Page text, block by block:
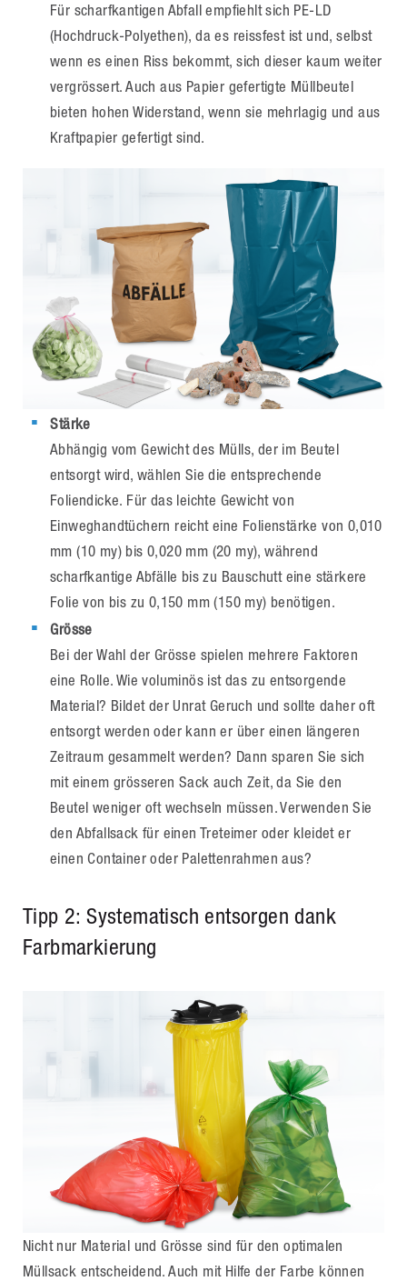
Für scharfkantigen Abfall empfiehlt sich PE-LD
(Hochdruck-Polyethen), da es reissfest ist und, selbst
wenn es einen Riss bekommt, sich dieser kaum weiter
vergrössert. Auch aus Papier gefertigte Müllbeutel
bieten hohen Widerstand, wenn sie mehrlagig und aus
Kraftpapier gefertigt sind.
Stärke
Abhängig vom Gewicht des Mülls, der im Beutel
entsorgt wird, wählen Sie die entsprechende
Foliendicke. Für das leichte Gewicht von
Einweghandtüchern reicht eine Folienstärke von 0,010
mm (10 my) bis 0,020 mm (20 my), während
scharfkantige Abfälle bis zu Bauschutt eine stärkere
Folie von bis zu 0,150 mm (150 my) benötigen.
Grösse
Bei der Wahl der Grösse spielen mehrere Faktoren
eine Rolle. Wie voluminös ist das zu entsorgende
Material? Bildet der Unrat Geruch und sollte daher oft
entsorgt werden oder kann er über einen längeren
Zeitraum gesammelt werden? Dann sparen Sie sich
mit einem grösseren Sack auch Zeit, da Sie den
Beutel weniger oft wechseln müssen. Verwenden Sie
den Abfallsack für einen Treteimer oder kleidet er
einen Container oder Palettenrahmen aus?
Tipp 2: Systematisch entsorgen dank
Farbmarkierung
Nicht nur Material und Grösse sind für den optimalen
Müllsack entscheidend. Auch mit Hilfe der Farbe können